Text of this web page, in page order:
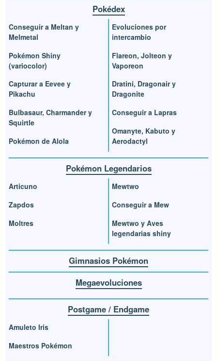
Pokédex
Conseguir a Meltan y
Melmetal
Pokémon Shiny
(variocolor)
Capturar a Eevee y
Pikachu
Bulbasaur, Charmander y
Squirtle
Pokémon de Alola
Evoluciones por
intercambio
Flareon, Jolteon y
Vaporeon
Dratini, Dragonair y
Dragonite
Conseguir a Lapras
Omanyte, Kabuto y
Aerodactyl
Pokémon Legendarios
Articuno
Zapdos
Moltres
Mewtwo
Conseguir a Mew
Mewtwo y Aves
legendarias shiny
Gimnasios Pokémon
Megaevoluciones
Postgame / Endgame
Amuleto Iris
Maestros Pokémon